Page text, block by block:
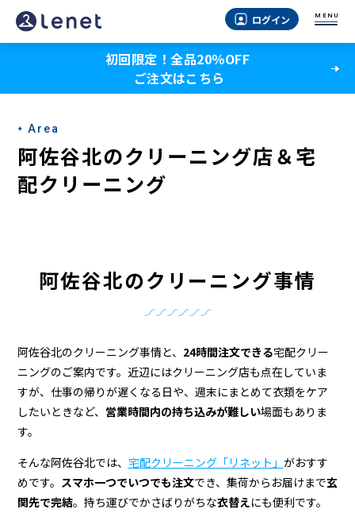
阿
佐
北
の
ク
リ
＆
宅
配
ク
リ
ー
ログイン MENU
初回限定！全品20％OFF
ご注文はこちら
Area
阿佐谷北のクリーニング店＆宅
配クリーニング
阿佐谷北のクリーニング事情
阿佐谷北のクリーニング事情と、 24時間注文できる宅配クリー
ニングのご案内です。近辺にはクリーニング店も点在していま
すが、仕事の帰りが遅くなる日や、週末にまとめて衣類をケア
したいときなど、 営業時間内の持ち込みが難しい場面もありま
す。
そんな阿佐谷北では、 宅配クリーニング「リネット」 がおすす
めです。 スマホ一つでいつでも注文でき、集荷からお届けまで玄
関先で完結。持ち運びでかさばりがちな衣替えにも便利です。